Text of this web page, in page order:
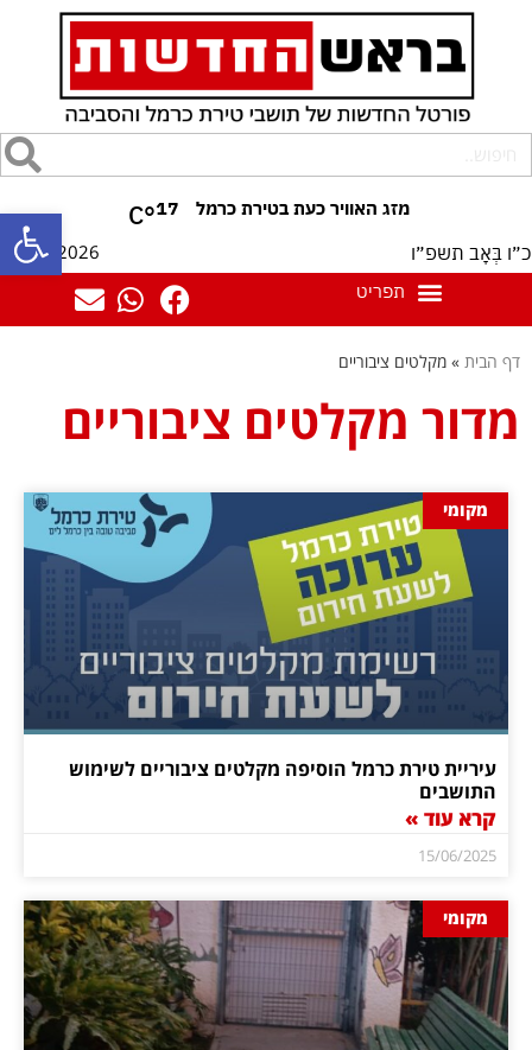
פתח 17
°C
כ״ו בְּאָב תשפ״ו 09/08/2026
דף הבית » מקלטים ציבוריים
מדור מקלטים ציבוריים
מקומי
עיריית טירת כרמל הוסיפה מקלטים ציבוריים לשימוש
התושבים
קרא עוד »
15/06/2025
מקומי